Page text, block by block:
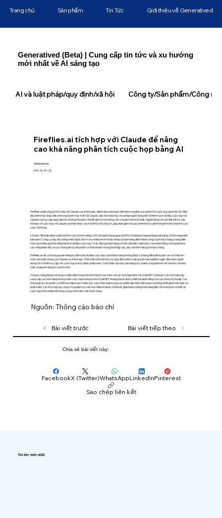
Generatived (Beta) | Cung cấp tin tức và xu hướng
mới nhất về AI sáng tạo
Fireflies.ai tích hợp với Claude để nâng
cao khả năng phân tích cuộc họp bằng AI
Generatived
0:00 26/8/25
Fireflies.ai đã công bố tích hợp với Claude của Anthropic, đánh dấu một bước tiến lớn trong lĩnh vực phân tích cuộc họp dựa trên AI. Hiện
đã chính thức được liệt kê trong Danh mục Kết nối Claude, việc tích hợp này cho phép người dùng kết nối liền mạch dữ liệu cuộc họp với
Claude và truy cập ngay lập tức những thông tin chi tiết giá trị mà không cần chuyên môn kỹ thuật. Người dùng chỉ cần đặt bất kỳ câu
hỏi nào về cuộc họp với Claude và nhận được câu trả lời tức thì, hữu ích, giúp đơn giản hóa quy trình trích xuất thông tin kinh doanh từ các
cuộc hội thoại.
Công ty đã nhận được phản hồi tích cực từ thị trường, với tỷ lệ người dùng quay lại 55% và lượng sử dụng hàng tuần tăng 20% ​​trong phiên
bản beta. Công cụ này đã chứng minh được lợi ích cho nhiều nhóm khác nhau, từ bán hàng đến thành công của khách hàng, mang đến
một cách hiệu quả hơn để phân tích dữ liệu cuộc họp. Ví dụ: đội ngũ bán hàng có thể cải thiện chiến lược của mình bằng cách phân tích
các mẫu phản đối, và các nhà quản lý sản phẩm có thể nhanh chóng thu thập các yêu cầu tính năng từ khách hàng.
Fireflies.ai rất coi trọng quyền riêng tư, đảm bảo dữ liệu cuộc họp của khách hàng không được sử dụng để huấn luyện các mô hình AI -
một cam kết chung của Claude và Anthropic. Trình kết nối tuân thủ các quy định kiểm soát quyền hạn nghiêm ngặt, đảm bảo người
dùng chỉ có thể truy cập các cuộc họp mà họ được phép xem. Cách tiếp cận này cân bằng sức mạnh của phân tích AI với nhu cầu bảo
mật và quyền riêng tư của tổ chức.
Công ty cũng đang mở rộng sự hiện diện trong hệ sinh thái AI của mình với các tích hợp beta với ChatGPT và Devin. Các tích hợp này
cung cấp các tính năng thông minh cuộc họp tương tự như ChatGPT, nhưng Devin được thiết kế dành riêng cho các nhóm kỹ thuật. Các
nhà quản lý sản phẩm có thể trực tiếp tham chiếu các cuộc thảo luận trong các phiên lập trình, đảm bảo sự thống nhất giữa thảo luận và
phát triển. Các tích hợp này cũng cho phép truy vấn trực tiếp từ Slack và Devin, giúp tăng cường khả năng tiếp cận thông tin chi tiết về
cuộc họp trên nhiều nền tảng và quy trình làm việc khác nhau.
Nguồn: Thông cáo báo chí
Bài viết trước Bài viết tiếp theo
Trang chủ Sản phẩm Tin Tức Giới thiệu về Generatived
Chia sẻ bài viết này:
FacebookX (Twitter)WhatsAppLinkedInPinterest
Sao chép liên kết
AI và luật pháp/quy định/xã hội Công ty/Sản phẩm/Công
Tin tức mới nhất